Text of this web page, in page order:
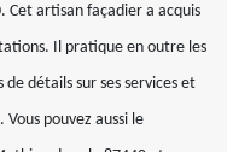
Cet artisan façadier a acquis
Il pratique en outre les
détails sur ses services et
pouvez aussi le